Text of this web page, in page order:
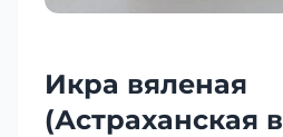
Икра вяленая
(Астраханская